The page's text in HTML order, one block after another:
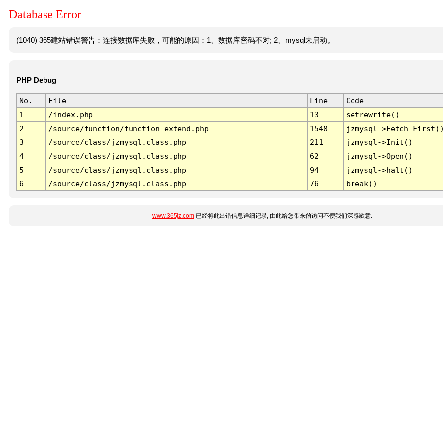
Database Error
(1040) 365建站错误警告：连接数据库失败，可能的原因：1、数据库密码不对; 2、mysql未启动。
PHP Debug
No. File Line
Code
1
/index.php 13
setrewrite()
2
/source/function/function_extend.php 1548
jzmysql-
3
/source/class/jzmysql.class.php 211
jzmysql->Init()
4
/source/class/jzmysql.class.php 62
jzmysql->Open()
5
/source/class/jzmysql.class.php 94
jzmysql->halt()
6
/source/class/jzmysql.class.php 76 break()
www.365jz.com已经将此出错信息详细记录, 由此给您带来的访问不便我们深感歉意.